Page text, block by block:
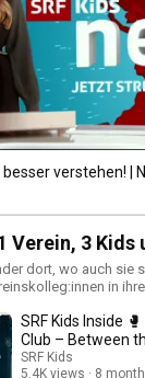
besser verstehen! |
Verein, 3 Kids
dort, wo auch sie
in
SRF Kids Inside
Club – Between
Everyday Life |
SRF Kids
5.4K views
8